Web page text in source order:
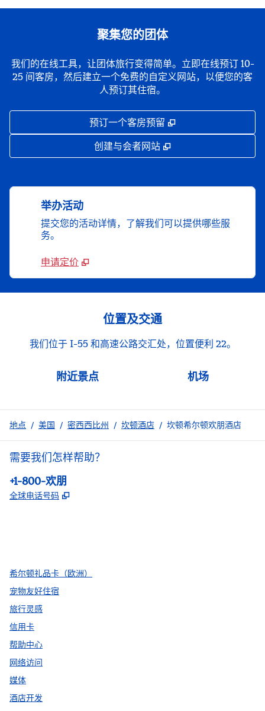
聚集您的团体
我们的在线工具，让团体旅行变得简单。立即在线预订 10-
25 间客房，然后建立一个免费的自定义网站，以便您的客
人预订其住宿。
预订一个客房预留 ,
创建与会者网站 ,
举办活动
提交您的活动详情，了解我们可以提供哪些服
务。
申请定价
位置及交通
我们位于 I-55 和高速公路交汇处，位置便利 22。
附近景点 机场
地点 / 美国 / 密西西比州 / 坎顿酒店 / 坎顿希尔顿欢朋酒店
需要我们怎样帮助？
电话:
+1-800-欢朋
全球电话号码 ,
希尔顿礼品卡（欧洲）
宠物友好住宿
旅行灵感
信用卡
帮助中心
网络访问
媒体
酒店开发